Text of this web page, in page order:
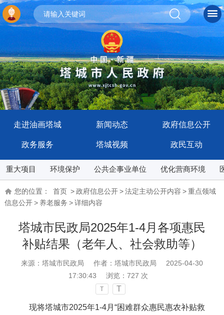
走进油画塔城 新闻动态 政府信息公开
政务服务 塔城视频 政民互动
重大项目 环境保护 公共企事业单位 优化营商环境
您的位置： 首页 >政府信息公开>法定主动公开内容 >重点领域
信息公开> 养老服务 >详细内容
塔城市民政局2025年1-4月各项惠民
补贴结果（老年人、社会救助等）
来源：塔城市民政局 作者：塔城市民政局
2025-04-30
17:30:43
浏览： 727 次
T T
现将塔城市2025年1-4月“困难群众惠民惠农补贴救